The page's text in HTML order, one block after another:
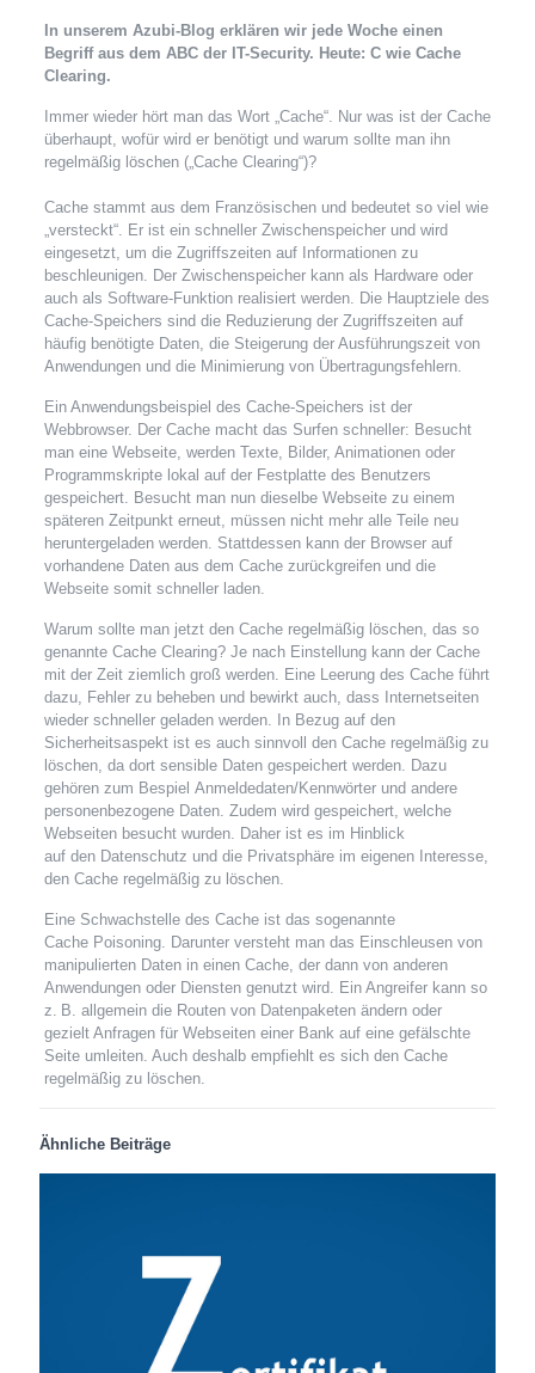
In unserem Azubi-Blog erklären wir jede Woche einen
Begriff aus dem ABC der IT-Security. Heute: C wie Cache
Clearing.
Immer wieder hört man das Wort „Cache“. Nur was ist der Cache
überhaupt, wofür wird er benötigt und warum sollte man ihn
regelmäßig löschen („Cache Clearing“)?
Cache stammt aus dem Französischen und bedeutet so viel wie
„versteckt“. Er ist ein schneller Zwischenspeicher und wird
eingesetzt, um die Zugriffszeiten auf Informationen zu
beschleunigen. Der Zwischenspeicher kann als Hardware oder
auch als Software-Funktion realisiert werden. Die Hauptziele des
Cache-Speichers sind die Reduzierung der Zugriffszeiten auf
häufig benötigte Daten, die Steigerung der Ausführungszeit von
Anwendungen und die Minimierung von Übertragungsfehlern.
Ein Anwendungsbeispiel des Cache-Speichers ist der
Webbrowser. Der Cache macht das Surfen schneller: Besucht
man eine Webseite, werden Texte, Bilder, Animationen oder
Programmskripte lokal auf der Festplatte des Benutzers
gespeichert. Besucht man nun dieselbe Webseite zu einem
späteren Zeitpunkt erneut, müssen nicht mehr alle Teile neu
heruntergeladen werden. Stattdessen kann der Browser auf
vorhandene Daten aus dem Cache zurückgreifen und die
Webseite somit schneller laden.
Warum sollte man jetzt den Cache regelmäßig löschen, das so
genannte Cache Clearing? Je nach Einstellung kann der Cache
mit der Zeit ziemlich groß werden. Eine Leerung des Cache führt
dazu, Fehler zu beheben und bewirkt auch, dass Internetseiten
wieder schneller geladen werden. In Bezug auf den
Sicherheitsaspekt ist es auch sinnvoll den Cache regelmäßig zu
löschen, da dort sensible Daten gespeichert werden. Dazu
gehören zum Bespiel Anmeldedaten/Kennwörter und andere
personenbezogene Daten. Zudem wird gespeichert, welche
Webseiten besucht wurden. Daher ist es im Hinblick
auf den Datenschutz und die Privatsphäre im eigenen Interesse,
den Cache regelmäßig zu löschen.
Eine Schwachstelle des Cache ist das sogenannte
Cache Poisoning. Darunter versteht man das Einschleusen von
manipulierten Daten in einen Cache, der dann von anderen
Anwendungen oder Diensten genutzt wird. Ein Angreifer kann so
z. B. allgemein die Routen von Datenpaketen ändern oder
gezielt Anfragen für Webseiten einer Bank auf eine gefälschte
Seite umleiten. Auch deshalb empfiehlt es sich den Cache
regelmäßig zu löschen.
Ähnliche Beiträge